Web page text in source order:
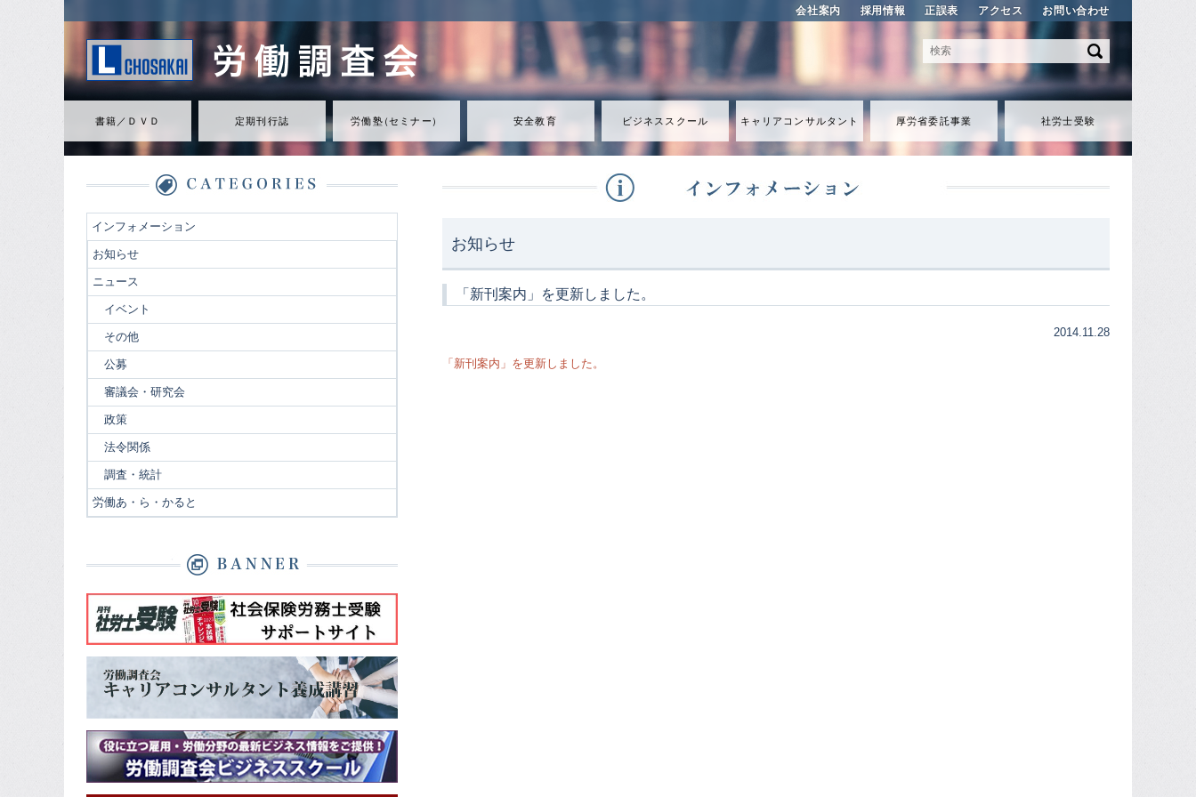
会社案内 採用情報 正誤表 アクセス お問い合わせ
書籍／ＤＶＤ 定期刊行誌 労働塾（セミナ ー ） 安全教育 ビジネススクール キャリアコンサルタント 厚労省委託事業 社労士受験
お知らせ
「新刊案内」を更新しました。
2014.11.28
「新刊案内」を更新しました。
インフォメーション
お知らせ
ニュース
イベント
その他
公募
審議会・研究会
政策
法令関係
調査・統計
労働あ・ら・かると